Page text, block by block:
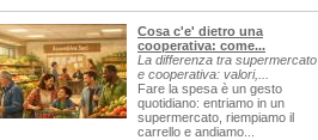
Cosa c'e' dietro una
cooperativa: come...
La differenza tra supermercato
e cooperativa: valori,...
Fare la spesa è un gesto
quotidiano: entriamo in un
supermercato, riempiamo il
carrello e andiamo...